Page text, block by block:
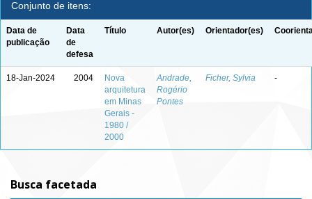
Conjunto de itens:
Data de
publicação
Data
de
defesa
Título Autor(es) Orientador(es)
18-Jan-2024 2004
Nova
arquitetura
em Minas
Gerais -
1980 /
2000
Andrade,
Rogério
Pontes
Ficher, Sylvia -
Busca facetada